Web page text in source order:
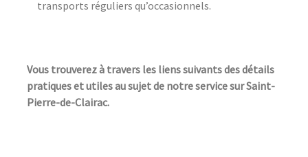
transports réguliers qu’occasionnels.
Vous trouverez à travers les liens suivants des détails
pratiques et utiles au sujet de notre service sur Saint-
Pierre-de-Clairac.